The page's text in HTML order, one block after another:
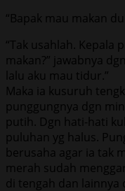
“Bapak mau makan
“Tak usahlah. Kepala
makan?” jawabnya
lalu aku mau tidur.”
Maka ia kusuruh
punggungnya dgn
putih. Dgn hati-hati
puluhan yg halus.
berusaha agar ia tak
merah sudah
di tengah dan lainnya